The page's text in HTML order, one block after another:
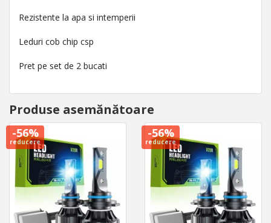
Rezistente la apa si intemperii
Leduri cob chip csp
Pret pe set de 2 bucati
Produse asemănătoare
-56%
reducere
-56%
reducere